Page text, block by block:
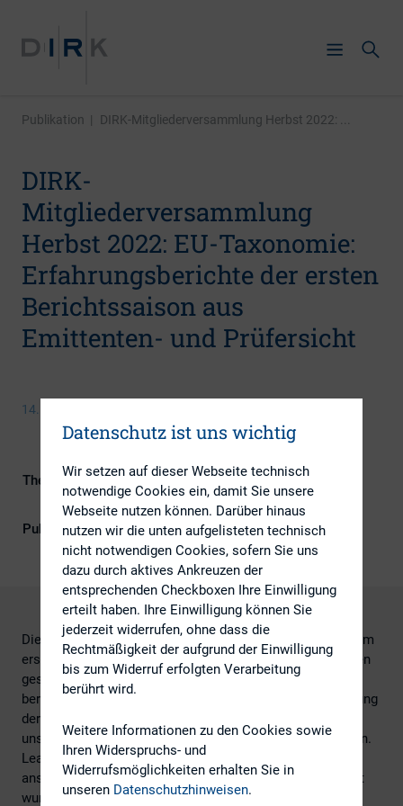
Publikation | DIRK-Mitgliederversammlung Herbst 2022: ...
DIRK-
Mitgliederversammlung
Herbst 2022: EU-Taxonomie:
Erfahrungsberichte der ersten
Berichtssaison aus
Emittenten- und Prüfersicht
14. Oktober 2022
Themengebiete
Digitalisierung, ESG (inkl.
Nachhaltigkeit & Governance)
Publikationsform
DIRK-Publikationen
Die Anforderungen der EU-Taxonomie haben Emittenten im
ersten Berichtsjahr 2021 vor komplexe Herausforderungen
gestellt – und tun es auch weiterhin. Dr. Marc Kayser
berichtete von seinen Erfahrungen aus der Implementierung
der EU-Taxonomie-Anforderungen bei Sartorius und lässt
uns an einigen pragmatischen Lösungsansätzen teilhaben.
Lea Edelmann von der KPMG gab Einblicke, wie diese
anspruchsvolle Regulatorik aus Sicht der Prüfer bewältigt
wurde.
Datenschutz ist uns wichtig
Wir setzen auf dieser Webseite technisch
notwendige Cookies ein, damit Sie unsere
Webseite nutzen können. Darüber hinaus
nutzen wir die unten aufgelisteten technisch
nicht notwendigen Cookies, sofern Sie uns
dazu durch aktives Ankreuzen der
entsprechenden Checkboxen Ihre Einwilligung
erteilt haben. Ihre Einwilligung können Sie
jederzeit widerrufen, ohne dass die
Rechtmäßigkeit der aufgrund der Einwilligung
bis zum Widerruf erfolgten Verarbeitung
berührt wird.
Weitere Informationen zu den Cookies sowie
Ihren Widerspruchs- und
Widerrufsmöglichkeiten erhalten Sie in
unseren Datenschutzhinweisen.